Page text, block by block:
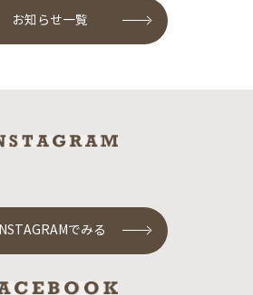
お知らせ一覧
INSTAGRAMでみる